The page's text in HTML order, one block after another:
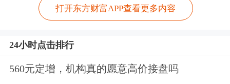
域的深耕已持续多年。2013年马明哲就
技”的双驱动战略。
打开东方财富APP查看更多内容
24小时点击排行
560元定增，机构真的愿意高价接盘吗